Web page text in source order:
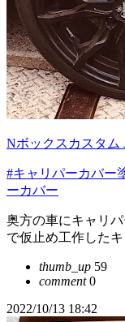
Nボックスカスタム
#キャリパーカバー
ーカバー
奥方の車にキャリ
で仮止め工作した
thumb_up 59
comment0
2022/10/13 18:42